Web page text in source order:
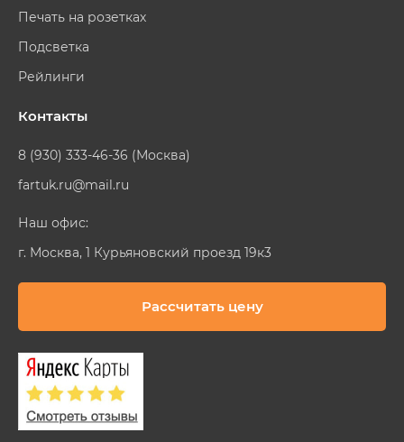
Печать на розетках
Подсветка
Рейлинги
Контакты
8 (930) 333-46-36 (Москва)
fartuk.ru@mail.ru
Наш офис:
г. Москва, 1 Курьяновский проезд 19к3
Рассчитать цену